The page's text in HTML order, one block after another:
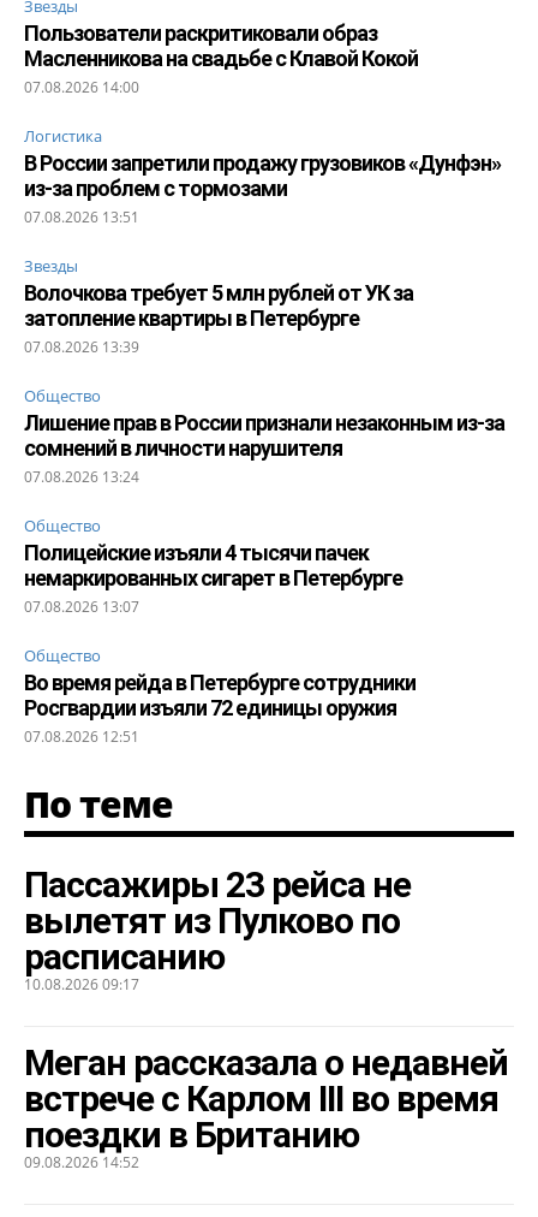
Звезды
Пользователи раскритиковали образ
Масленникова на свадьбе с Клавой Кокой
07.08.2026 14:00
Логистика
В России запретили продажу грузовиков «Дунфэн»
из-за проблем с тормозами
07.08.2026 13:51
Звезды
Волочкова требует 5 млн рублей от УК за
затопление квартиры в Петербурге
07.08.2026 13:39
Общество
Лишение прав в России признали незаконным из-за
сомнений в личности нарушителя
07.08.2026 13:24
Общество
Полицейские изъяли 4 тысячи пачек
немаркированных сигарет в Петербурге
07.08.2026 13:07
Общество
Во время рейда в Петербурге сотрудники
Росгвардии изъяли 72 единицы оружия
07.08.2026 12:51
По теме
Пассажиры 23 рейса не
вылетят из Пулково по
расписанию
10.08.2026 09:17
Меган рассказала о недавней
встрече с Карлом III во время
поездки в Британию
09.08.2026 14:52